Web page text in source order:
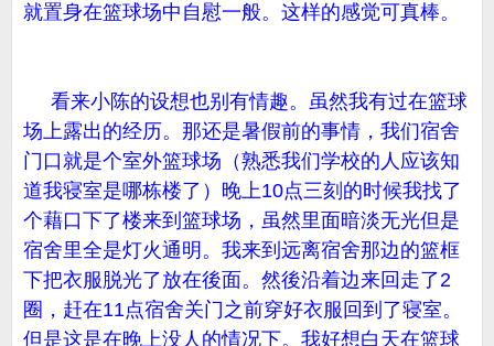
就置身在篮球场中自慰一般。这样的感觉可真棒。
看来小陈的设想也别有情趣。虽然我有过在篮球
场上露出的经历。那还是暑假前的事情，我们宿舍
门口就是个室外篮球场（熟悉我们学校的人应该知
道我寝室是哪栋楼了）晚上10点三刻的时候我找了
个藉口下了楼来到篮球场，虽然里面暗淡无光但是
宿舍里全是灯火通明。我来到远离宿舍那边的篮框
下把衣服脱光了放在後面。然後沿着边来回走了2
圈，赶在11点宿舍关门之前穿好衣服回到了寝室。
但是这是在晚上没人的情况下。我好想白天在篮球